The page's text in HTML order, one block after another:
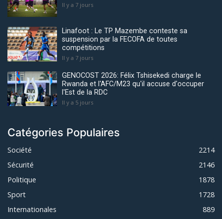
Il y a 7 jours
Linafoot : Le TP Mazembe conteste sa
suspension par la FECOFA de toutes
compétitions
Il y a 7 jours
GENOCOST 2026: Félix Tshisekedi charge le
Rwanda et l'AFC/M23 qu'il accuse d'occuper
l'Est de la RDC
Il y a 5 jours
Catégories Populaires
Société
2214
Sécurité
2146
Politique
1878
Sport
1728
Internationales
889